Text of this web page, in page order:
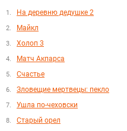
На деревню дедушке 2
Майкл
Холоп 3
Матч Акпарса
Счастье
Зловещие мертвецы: пекло
Ушла по-чеховски
Старый орел